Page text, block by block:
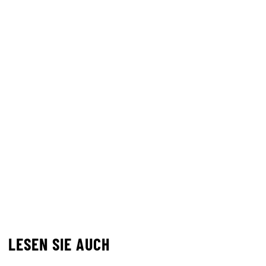
LESEN SIE AUCH